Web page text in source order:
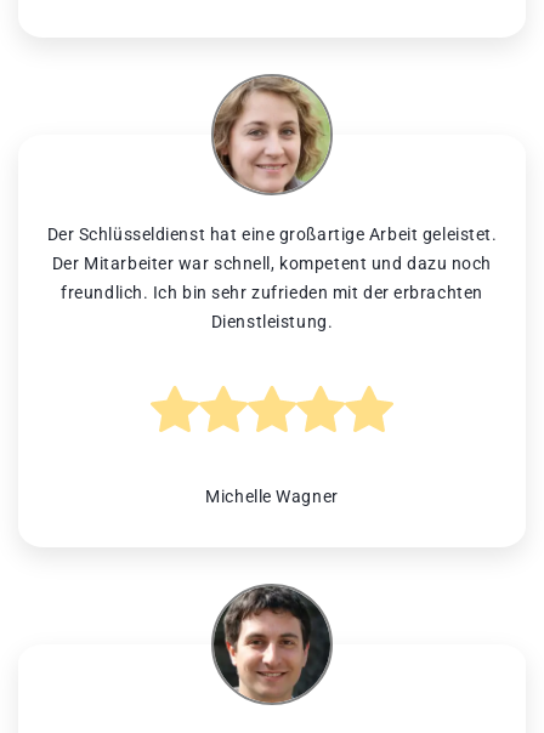
Der Schlüsseldienst hat eine großartige Arbeit geleistet.
Der Mitarbeiter war schnell, kompetent und dazu noch
freundlich. Ich bin sehr zufrieden mit der erbrachten
Dienstleistung.
Michelle Wagner